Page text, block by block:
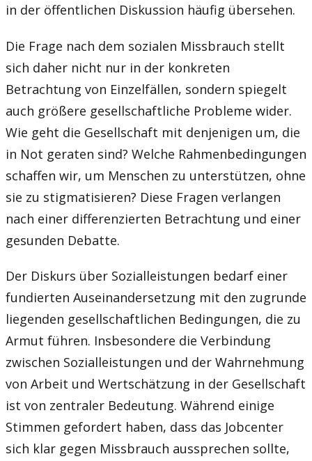
in der öffentlichen Diskussion häufig übersehen.
Die Frage nach dem sozialen Missbrauch stellt
sich daher nicht nur in der konkreten
Betrachtung von Einzelfällen, sondern spiegelt
auch größere gesellschaftliche Probleme wider.
Wie geht die Gesellschaft mit denjenigen um, die
in Not geraten sind? Welche Rahmenbedingungen
schaffen wir, um Menschen zu unterstützen, ohne
sie zu stigmatisieren? Diese Fragen verlangen
nach einer differenzierten Betrachtung und einer
gesunden Debatte.
Der Diskurs über Sozialleistungen bedarf einer
fundierten Auseinandersetzung mit den zugrunde
liegenden gesellschaftlichen Bedingungen, die zu
Armut führen. Insbesondere die Verbindung
zwischen Sozialleistungen und der Wahrnehmung
von Arbeit und Wertschätzung in der Gesellschaft
ist von zentraler Bedeutung. Während einige
Stimmen gefordert haben, dass das Jobcenter
sich klar gegen Missbrauch aussprechen sollte,